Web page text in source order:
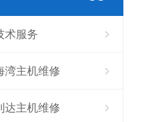
术服务
湾主机维修
达主机维修